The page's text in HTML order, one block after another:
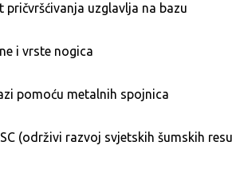
pričvršćivanja uzglavlja na bazu
i vrste nogica
pomoću metalnih spojnica
(održivi razvoj svjetskih šumskih